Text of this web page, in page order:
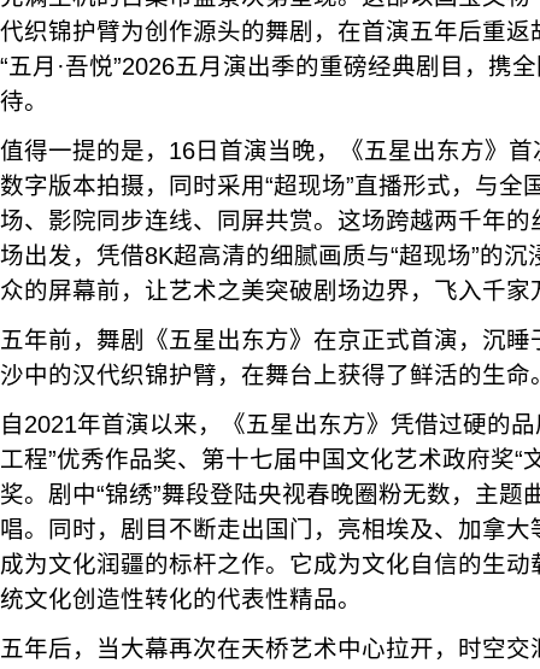
代织锦护臂为创作源头的舞剧，在首演五年后重
“五月·吾悦”2026五月演出季的重磅经典剧目，携
待。
值得一提的是，16日首演当晚，《五星出东方》
数字版本拍摄，同时采用“超现场”直播形式，与全
场、影院同步连线、同屏共赏。这场跨越两千年
场出发，凭借8K超高清的细腻画质与“超现场”的
众的屏幕前，让艺术之美突破剧场边界，飞入千家
五年前，舞剧《五星出东方》在京正式首演，沉
沙中的汉代织锦护臂，在舞台上获得了鲜活的生命
自2021年首演以来，《五星出东方》凭借过硬的
工程”优秀作品奖、第十七届中国文化艺术政府奖“
奖。剧中“锦绣”舞段登陆央视春晚圈粉无数，主题
唱。同时，剧目不断走出国门，亮相埃及、加拿
成为文化润疆的标杆之作。它成为文化自信的生
统文化创造性转化的代表性精品。
五年后，当大幕再次在天桥艺术中心拉开，时空